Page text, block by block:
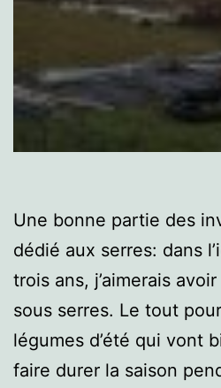
Une bonne partie des
dédié aux serres: dans
trois ans, j’aimerais
sous serres. Le tout
légumes d’été qui vont
faire durer la saison